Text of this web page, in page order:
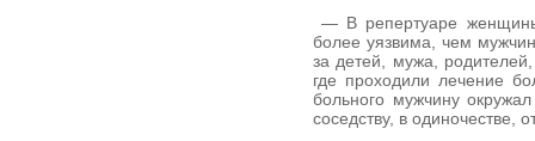
— В репертуаре
более уязвима, чем
за детей, мужа,
где проходили лечение
больного мужчину
соседству, в